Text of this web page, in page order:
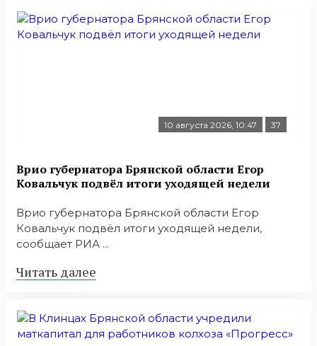
10 августа 2026, 10:47 37
Врио губернатора Брянской области Егор
Ковальчук подвёл итоги уходящей недели
Врио губернатора Брянской области Егор
Ковальчук подвёл итоги уходящей недели,
сообщает РИА ...
Читать далее